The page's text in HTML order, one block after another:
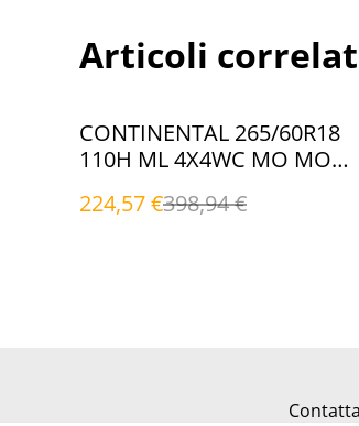
Articoli
%
CONTINENTAL 265/60R18
110H ML 4X4WC MO MO
224,57 €398,94 €